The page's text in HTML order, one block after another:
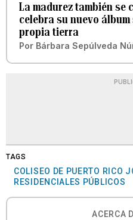
La madurez también se
celebra su nuevo
propia tierra
Por Bárbara Sepúlveda
TAGS
COLISEO DE PUERTO RICO
RESIDENCIALES PÚBLICOS
ACERCA